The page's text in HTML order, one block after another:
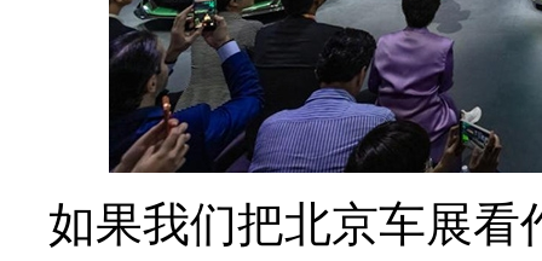
如果我们把北京车展看